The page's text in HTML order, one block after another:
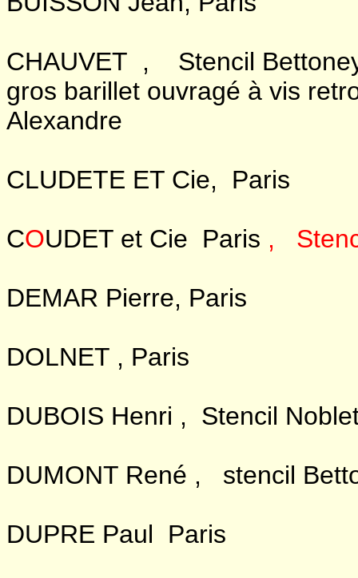
CHAUVET , Stencil
gros barillet ouvragé à vis
Alexandre
CLUDETE ET Cie, Paris
COUDET et Cie Paris ,
DEMAR Pierre, Paris
DOLNET , Paris
DUBOIS Henri , Stencil
DUMONT René , stencil
DUPRE Paul Paris